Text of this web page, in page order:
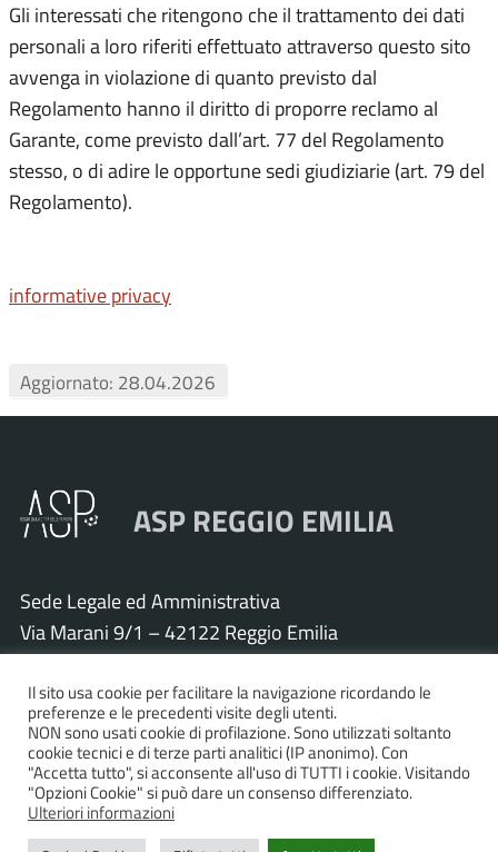
Gli interessati che ritengono che il trattamento dei dati
personali a loro riferiti effettuato attraverso questo sito
avvenga in violazione di quanto previsto dal
Regolamento hanno il diritto di proporre reclamo al
Garante, come previsto dall’art. 77 del Regolamento
stesso, o di adire le opportune sedi giudiziarie (art. 79 del
Regolamento).
informative privacy
Aggiornato: 28.04.2026
ASP REGGIO EMILIA
Sede Legale ed Amministrativa
Via Marani 9/1 – 42122 Reggio Emilia
Tel. 0522 571011 – Fax 0522 571030
Cod. Fisc. e P.IVA 01925120352
PEC:asp.re@pcert.postecert.it
E-mail:info@asp.re.it
Accessibilità|Privacy policy| Informativa cookies
Il sito usa cookie per facilitare la navigazione ricordando le
preferenze e le precedenti visite degli utenti.
NON sono usati cookie di profilazione. Sono utilizzati soltanto
cookie tecnici e di terze parti analitici (IP anonimo). Con
"Accetta tutto", si acconsente all'uso di TUTTI i cookie. Visitando
"Opzioni Cookie" si può dare un consenso differenziato.
Ulteriori informazioni